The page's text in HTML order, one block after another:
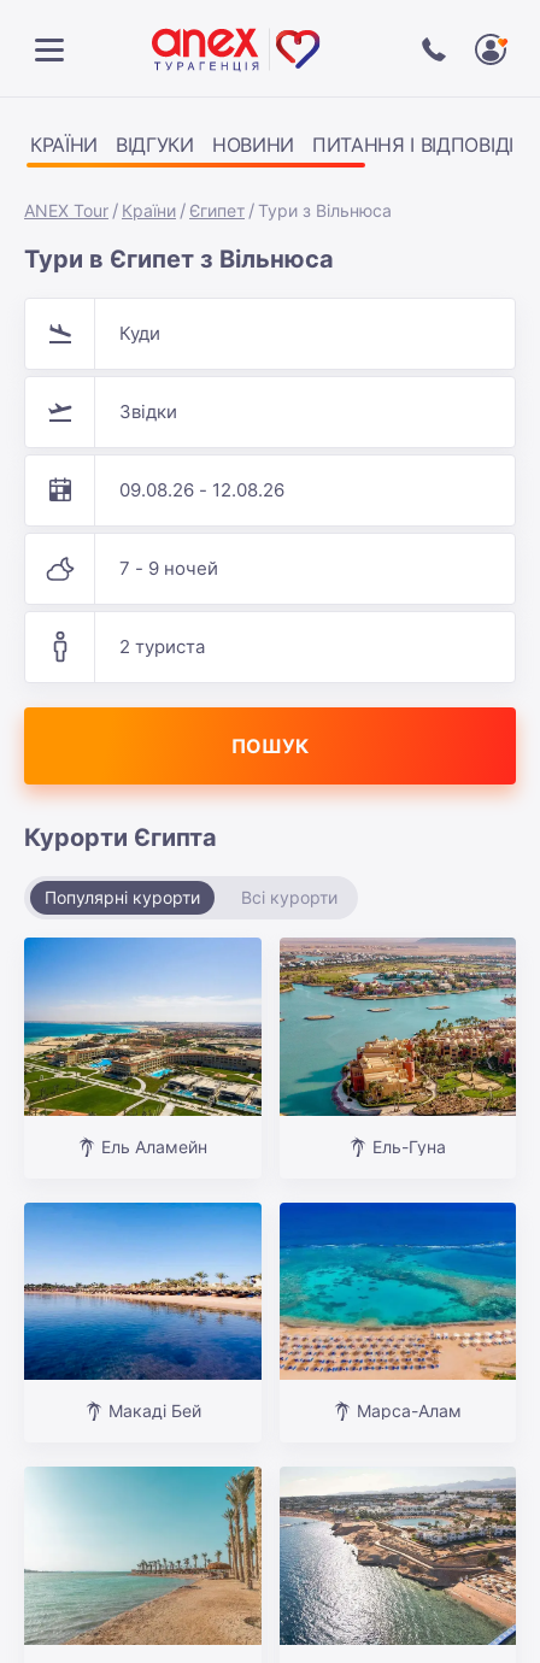
КРАЇНИ ВІДГУКИ НОВИНИ ПИТАННЯ І ВІДПОВІДІ
ANEX Tour Країни Єгипет Тури з Вільнюса
Тури в Єгипет з Вільнюса
Куди
Звідки
09.08.26 - 12.08.26
7 - 9 ночей
2 туриста
ПОШУК
Курорти Єгипта
Популярні курорти Всі курорти
Ель Аламейн Ель-Гуна
Макаді Бей Марса-Алам